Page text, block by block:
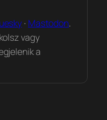
· Mastodon.
vagy
a